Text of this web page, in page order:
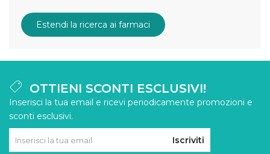
Estendi la ricerca ai farmaci
OTTIENI SCONTI ESCLUSIVI!
Inserisci la tua email e ricevi periodicamente promozioni e
sconti esclusivi.
Iscriviti